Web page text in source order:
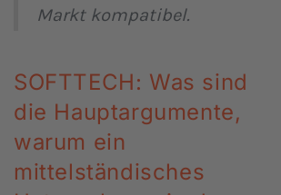
Markt kompatibel.
SOFTTECH: Was sind
die Hauptargumente,
warum ein
mittelständisches